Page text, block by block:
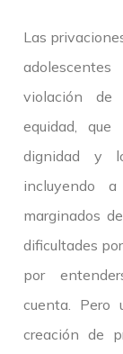
Las
violación
equidad,
dignidad y
incluyendo
marginados
dificultades
por
cuenta. Pero
creación de